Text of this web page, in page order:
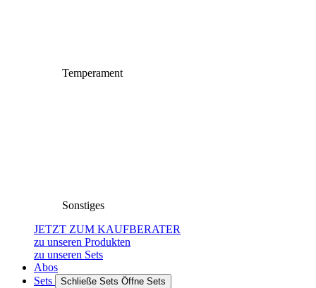
Temperament
Sonstiges
JETZT ZUM KAUFBERATER
zu unseren Produkten
zu unseren Sets
Abos
Sets
Schließe Sets Öffne Sets